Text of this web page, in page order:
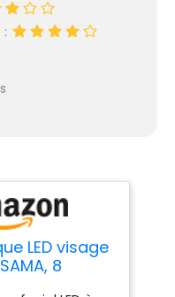
LED visage
8